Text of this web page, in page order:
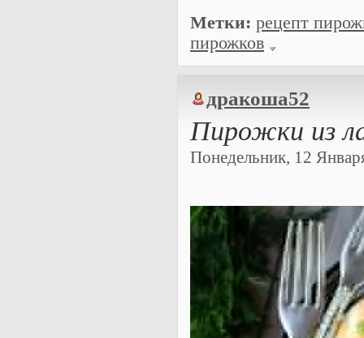
Метки: рецепт
пирожков
дракоша52
​Пирожки из
Понедельник, 12